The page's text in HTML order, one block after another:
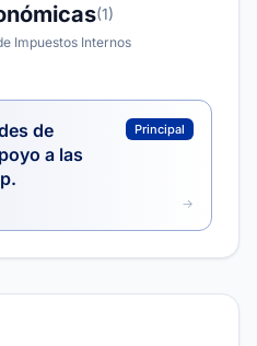
(1)
Impuestos Internos
de
a las
Principal